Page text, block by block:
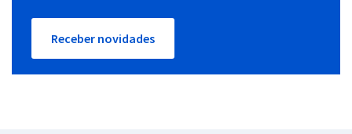
Receber novidades